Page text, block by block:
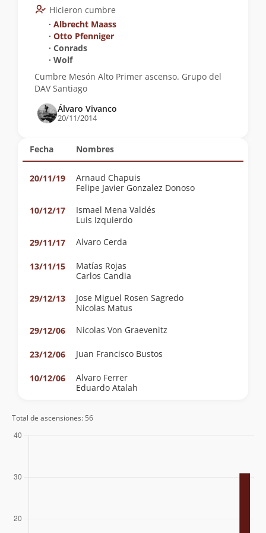
Fecha Nombres
20/11/19
Arnaud Chapuis
Felipe Javier Gonzalez Donoso
10/12/17
Ismael Mena Valdés
Luis Izquierdo
29/11/17
Alvaro Cerda
13/11/15
Matías Rojas
Carlos Candia
29/12/13
Jose Miguel Rosen Sagredo
Nicolas Matus
29/12/06
Nicolas Von Graevenitz
23/12/06 Juan Francisco Bustos
10/12/06
Alvaro Ferrer
Eduardo Atalah
Hicieron cumbre
∙ Albrecht Maass
∙ Otto Pfenniger
∙ Conrads
∙ Wolf
Cumbre Mesón Alto Primer ascenso. Grupo del
DAV Santiago
Álvaro Vivanco
20/11/2014
Total de ascensiones: 56